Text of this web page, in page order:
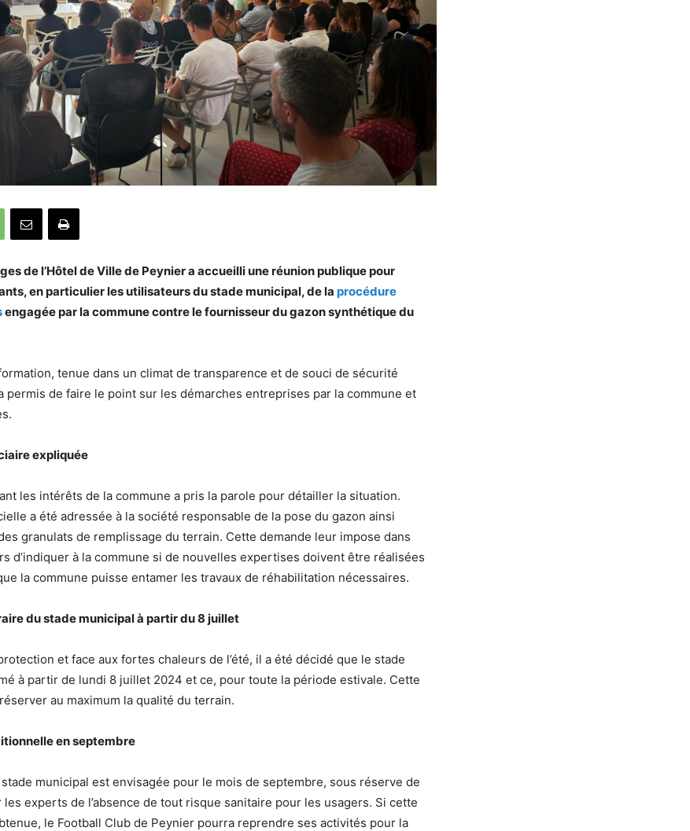
de l’Hôtel de Ville de Peynier a accueilli une réunion publique pour
en particulier les utilisateurs du stade municipal, de la procédure
engagée par la commune contre le fournisseur du gazon synthétique du
tenue dans un climat de transparence et de souci de sécurité
permis de faire le point sur les démarches entreprises par la commune et
expliquée
les intérêts de la commune a pris la parole pour détailler la situation.
a été adressée à la société responsable de la pose du gazon ainsi
granulats de remplissage du terrain. Cette demande leur impose dans
d’indiquer à la commune si de nouvelles expertises doivent être réalisées
la commune puisse entamer les travaux de réhabilitation nécessaires.
du stade municipal à partir du 8 juillet
et face aux fortes chaleurs de l’été, il a été décidé que le stade
à partir de lundi 8 juillet 2024 et ce, pour toute la période estivale. Cette
au maximum la qualité du terrain.
en septembre
municipal est envisagée pour le mois de septembre, sous réserve de
experts de l’absence de tout risque sanitaire pour les usagers. Si cette
le Football Club de Peynier pourra reprendre ses activités pour la